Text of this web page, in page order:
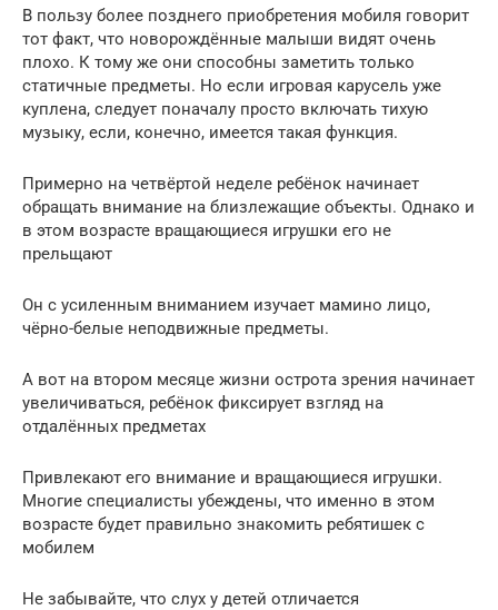
В пользу более позднего приобретения мобиля говорит
тот факт, что новорождённые малыши видят очень
плохо. К тому же они способны заметить только
статичные предметы. Но если игровая карусель уже
куплена, следует поначалу просто включать тихую
музыку, если, конечно, имеется такая функция.
Примерно на четвёртой неделе ребёнок начинает
обращать внимание на близлежащие объекты. Однако и
в этом возрасте вращающиеся игрушки его не
прельщают
Он с усиленным вниманием изучает мамино лицо,
чёрно-белые неподвижные предметы.
А вот на втором месяце жизни острота зрения начинает
увеличиваться, ребёнок фиксирует взгляд на
отдалённых предметах
Привлекают его внимание и вращающиеся игрушки.
Многие специалисты убеждены, что именно в этом
возрасте будет правильно знакомить ребятишек с
мобилем
Не забывайте, что слух у детей отличается